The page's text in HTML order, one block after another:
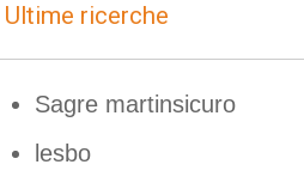
Ultime ricerche
Sagre martinsicuro
lesbo